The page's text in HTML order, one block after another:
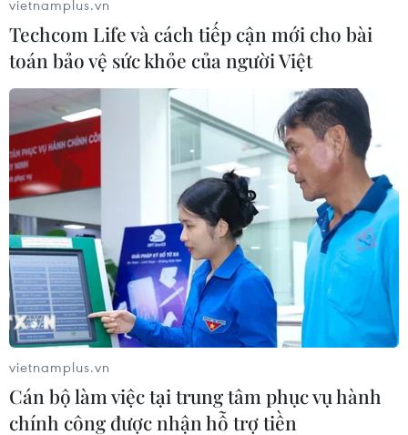
#nhà tạm #nhà dột nát #xóa nhà tạm
Theo dõi VietnamPlus
vietnamplus.vn
Techcom Life và cách tiếp cận mới cho bài
toán bảo vệ sức khỏe của người Việt
vietnamplus.vn
Cán bộ làm việc tại trung tâm phục vụ hành
chính công được nhận hỗ trợ tiền